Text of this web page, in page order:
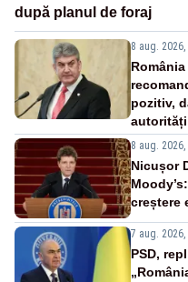
după planul de foraj
8 aug. 2026,
pozitiv,
autorități
8 aug. 2026,
Nicușor
creștere
7 aug. 2026,
PSD,